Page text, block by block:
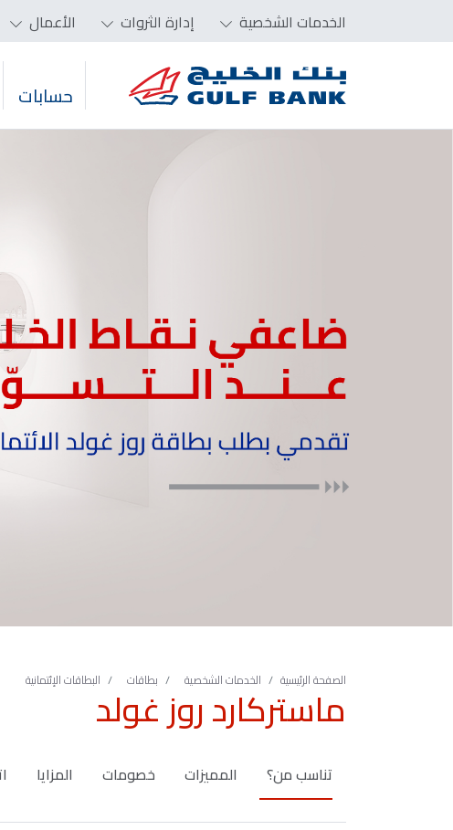
الخدمات الشخصية إدارة الثروات الأعمال
حسابات
الصفحة الرئيسية الخدمات الشخصية بطاقات البطاقات الإئتمانيةماستركارد روز غولد
تناسب من؟ المميزات خصومات المزايا